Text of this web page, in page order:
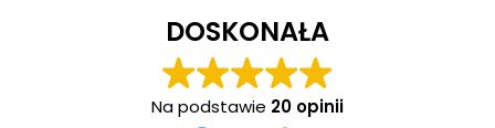
DOSKONAŁA
Na podstawie 20 opinii